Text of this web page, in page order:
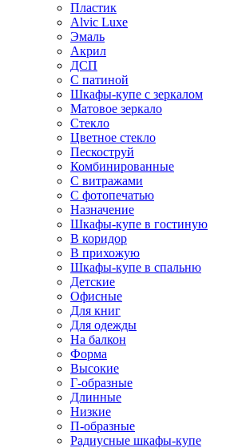
Пластик
Alvic Luxe
Эмаль
Акрил
ДСП
С патиной
Шкафы-купе с зеркалом
Матовое зеркало
Стекло
Цветное стекло
Пескоструй
Комбинированные
С витражами
С фотопечатью
Назначение
Шкафы-купе в гостиную
В коридор
В прихожую
Шкафы-купе в спальню
Детские
Офисные
Для книг
Для одежды
На балкон
Форма
Высокие
Г-образные
Длинные
Низкие
П-образные
Радиусные шкафы-купе